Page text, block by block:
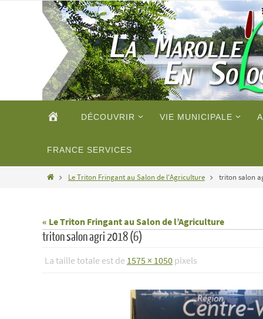
ACCUEILDÉCOUVRIR VIE MUNICIPALE
FRANCE SERVICES
HomeLe Triton Fringant au Salon de l'Agriculture triton salon
« Le Triton Fringant au Salon de l’Agriculture
triton salon agri 2018 (6)
La taille totale est de 1575 × 1050 pixels